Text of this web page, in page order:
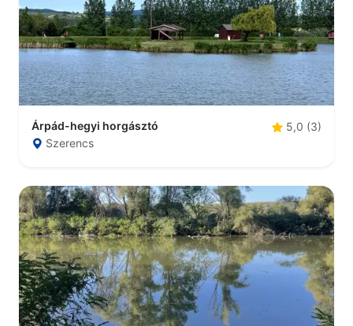
Árpád-hegyi horgásztó
5,0 (3)
Szerencs